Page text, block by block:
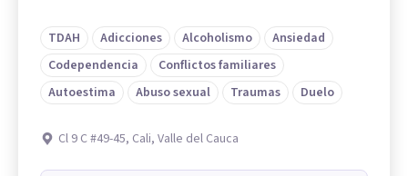
TDAH Adicciones Alcoholismo
Ansiedad
Codependencia
Conflictos familiares
Autoestima
Abuso sexual Traumas Duelo
Cl 9 C #49-45, Cali, Valle del Cauca